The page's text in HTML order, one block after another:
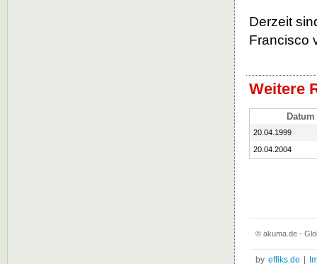
Derzeit
Francisco
Weitere
Datum
20.04.1999
20.04.2004
© akuma.de -
by effiks.de